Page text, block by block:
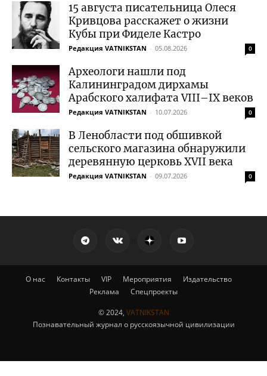
15 августа писательница Олеся
Кривцова расскажет о жизни
Кубы при Фиделе Кастро
Редакция VATNIKSTAN - 05.08.2026 0
Археологи нашли под
Калининградом дирхамы
Арабского халифата VIII–IX веков
Редакция VATNIKSTAN - 10.07.2026 0
В Ленобласти под обшивкой
сельского магазина обнаружили
деревянную церковь XVII века
Редакция VATNIKSTAN - 09.07.2026 0
О нас Контакты VIP Мероприятия
Издательство
Реклама
Спецпроекты
© 2024, VATNIKSTAN
Познавательный журнал о русскоязычной цивилизации